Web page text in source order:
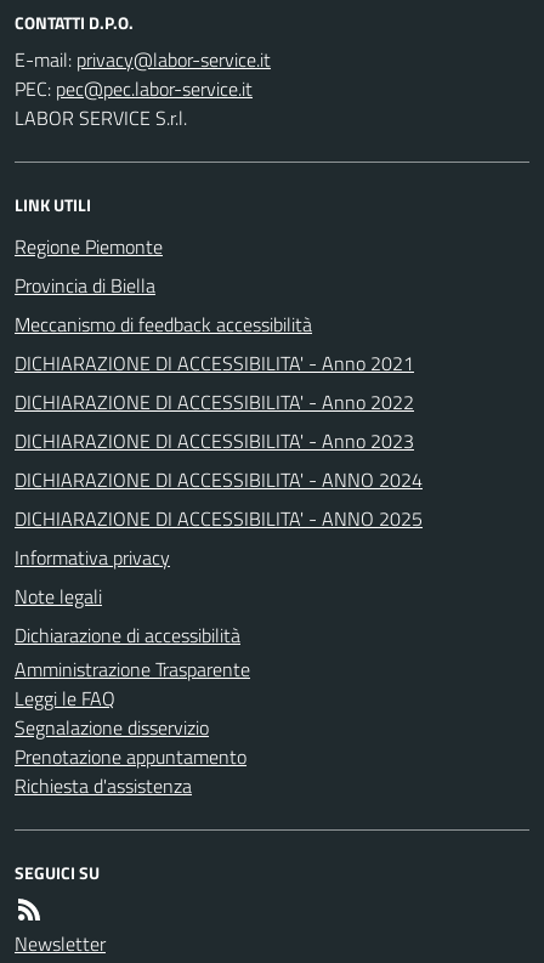
CONTATTI D.P.O.
E-mail:
PEC:
LABOR SERVICE S.r.l.
LINK UTILI
Regione Piemonte
Provincia di Biella
Meccanismo di feedback accessibilità
DICHIARAZIONE DI ACCESSIBILITA' - Anno 2021
DICHIARAZIONE DI ACCESSIBILITA' - Anno 2022
DICHIARAZIONE DI ACCESSIBILITA' - Anno 2023
DICHIARAZIONE DI ACCESSIBILITA' - ANNO 2024
DICHIARAZIONE DI ACCESSIBILITA' - ANNO 2025
Informativa privacy
Note legali
Dichiarazione di accessibilità
Amministrazione Trasparente
Leggi le FAQ
Segnalazione disservizio
Prenotazione appuntamento
Richiesta d'assistenza
SEGUICI SU
Newsletter